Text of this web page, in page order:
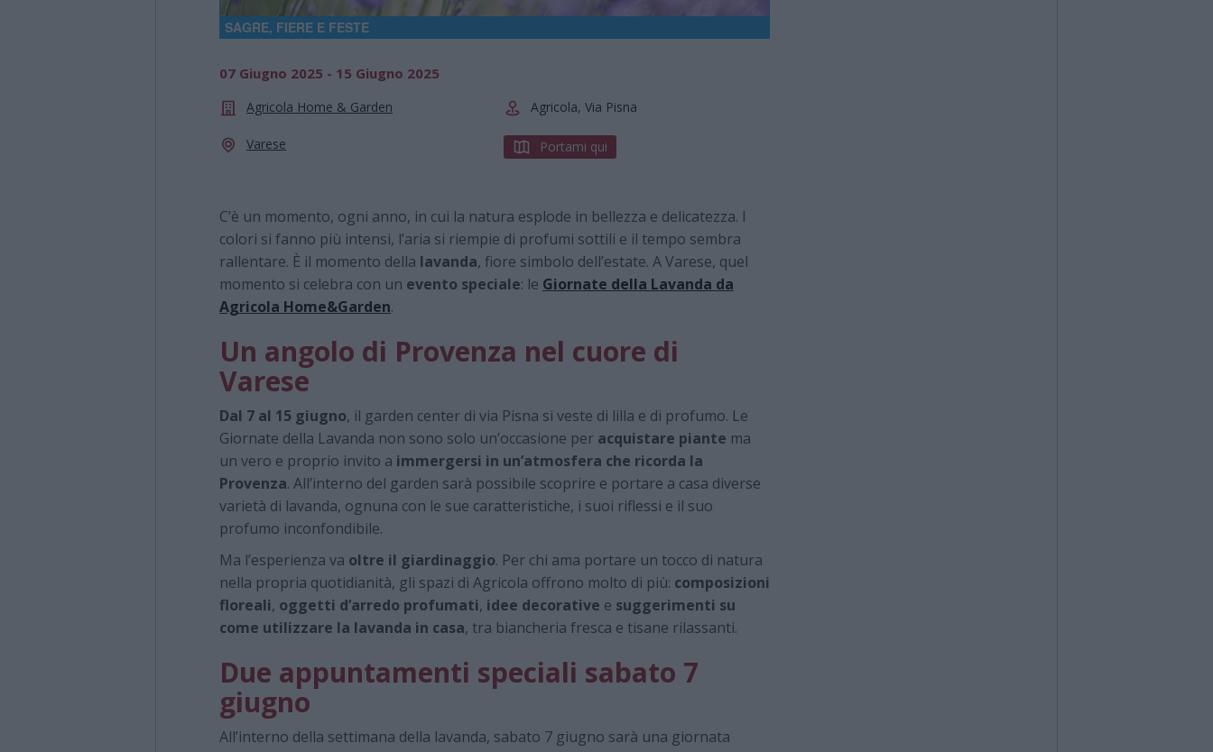
SAGRE, FIERE E FESTE
07 Giugno 2025 - 15 Giugno 2025
Agricola Home & Garden Agricola, Via Pisna
Varese Portami qui
C’è un momento, ogni anno, in cui la natura esplode in bellezza e delicatezza. I
colori si fanno più intensi, l’aria si riempie di profumi sottili e il tempo sembra
rallentare. È il momento della lavanda, fiore simbolo dell’estate. A Varese, quel
momento si celebra con un evento speciale: le Giornate della Lavanda da
Agricola Home&Garden.
Un angolo di Provenza nel cuore di
Varese
Dal 7 al 15 giugno, il garden center di via Pisna si veste di lilla e di profumo. Le
Giornate della Lavanda non sono solo un’occasione per acquistare piante ma
un vero e proprio invito a immergersi in un’atmosfera che ricorda la
Provenza. All’interno del garden sarà possibile scoprire e portare a casa diverse
varietà di lavanda, ognuna con le sue caratteristiche, i suoi riflessi e il suo
profumo inconfondibile.
Ma l’esperienza va oltre il giardinaggio. Per chi ama portare un tocco di natura
nella propria quotidianità, gli spazi di Agricola offrono molto di più: composizioni
floreali, oggetti d’arredo profumati, idee decorative e suggerimenti su
come utilizzare la lavanda in casa, tra biancheria fresca e tisane rilassanti.
Due appuntamenti speciali sabato 7
giugno
All’interno della settimana della lavanda, sabato 7 giugno sarà una giornata